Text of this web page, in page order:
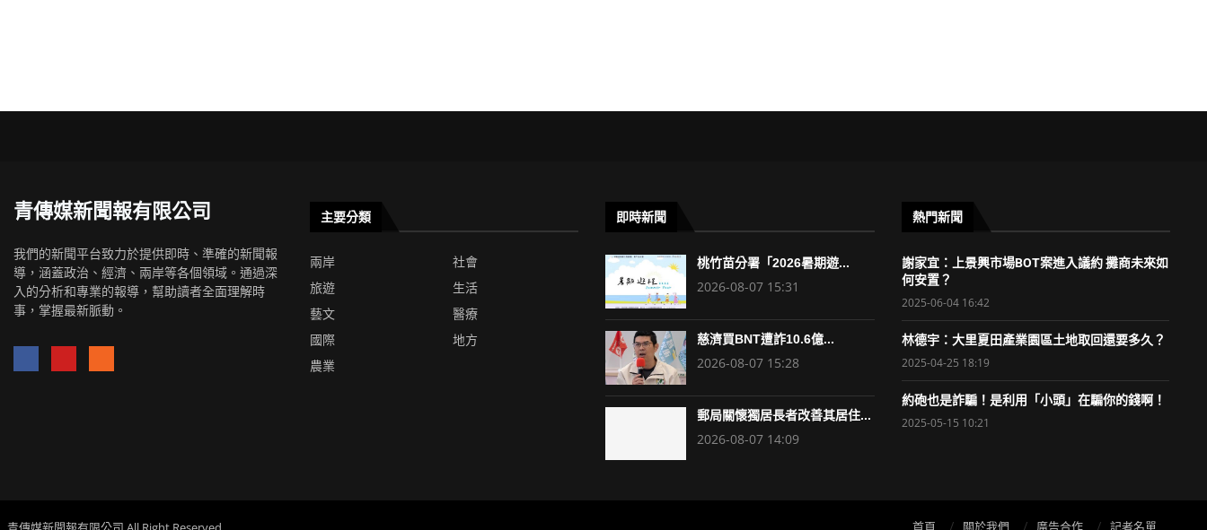
青傳媒新聞報有限公司
我們的新聞平台致力於提供即時、準確的新聞報
導，涵蓋政治、經濟、兩岸等各個領域。通過深
入的分析和專業的報導，幫助讀者全面理解時
事，掌握最新脈動。
主要分類
兩岸
社會
旅遊
生活
藝文
醫療
國際
地方
農業
即時新聞
桃竹苗分署「2026暑期遊...
2026-08-07 15:31
慈濟買BNT遭詐10.6億...
2026-08-07 15:28
郵局關懷獨居長者改善其居住...
2026-08-07 14:09
熱門新聞
謝家宜：上景興市場BOT案進入議約 攤商未來如
何安置？
2025-06-04 16:42
林德宇：大里夏田產業園區土地取回還要多久？
2025-04-25 18:19
約砲也是詐騙！是利用「小頭」在騙你的錢啊！
2025-05-15 10:21